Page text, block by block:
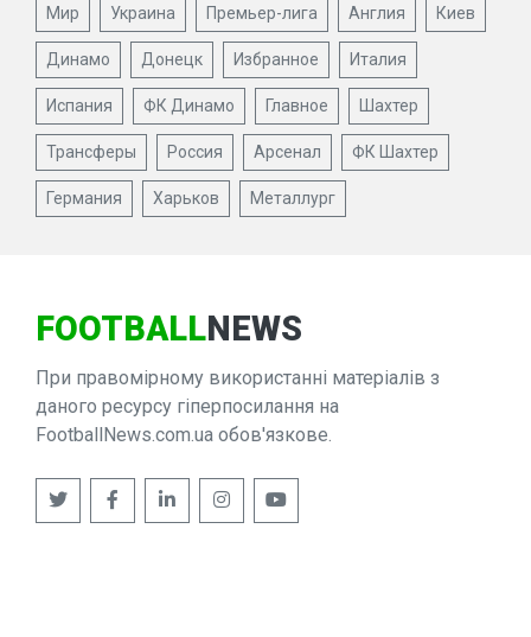
Мир Украина Премьер-лига Англия Киев
Динамо Донецк Избранное Италия
Испания ФК Динамо Главное Шахтер
Трансферы Россия Арсенал ФК Шахтер
Германия Харьков Металлург
FOOTBALLNEWS
При правомірному використанні матеріалів з
даного ресурсу гіперпосилання на
FootballNews.com.ua обов'язкове.